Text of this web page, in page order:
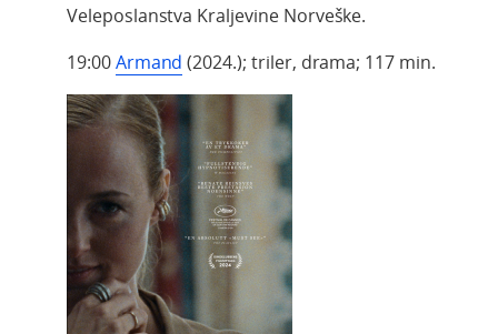
Veleposlanstva Kraljevine Norveške.
19:00Armand (2024.); triler, drama; 117 min.